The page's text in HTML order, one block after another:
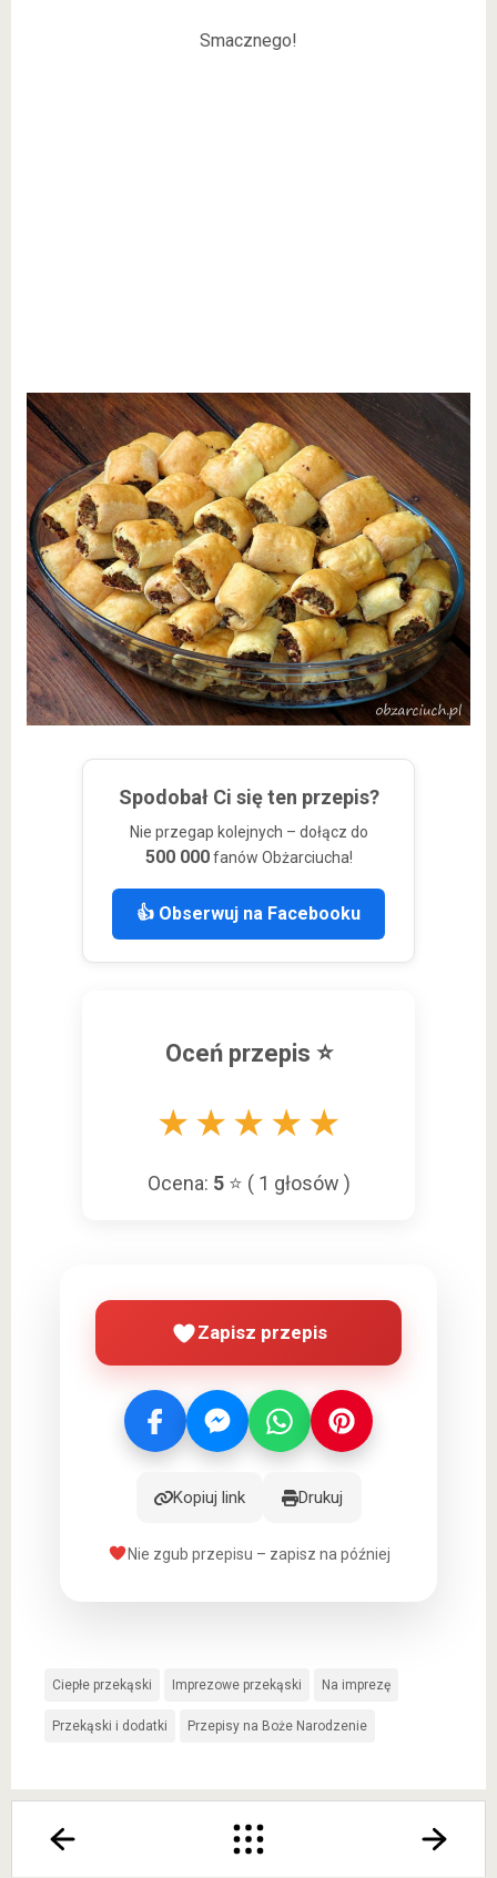
Smacznego!
Spodobał Ci się ten przepis?
Nie przegap kolejnych – dołącz do
500 000fanów Obżarciucha!
👍 Obserwuj na Facebooku
Oceń przepis ⭐
★ ★ ★ ★ ★
Ocena: 5⭐ ( 1 głosów )
Zapisz przepis
Kopiuj link Drukuj
Nie zgub przepisu – zapisz na później
Ciepłe przekąski Imprezowe przekąski Na imprezę
Przekąski i dodatki Przepisy na Boże Narodzenie